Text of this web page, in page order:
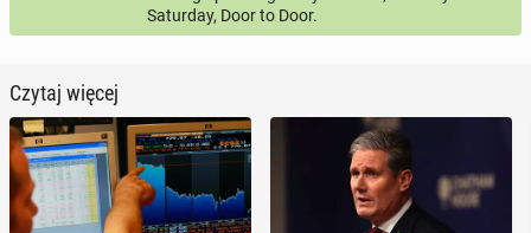
Saturday, Door to Door.
Czytaj więcej